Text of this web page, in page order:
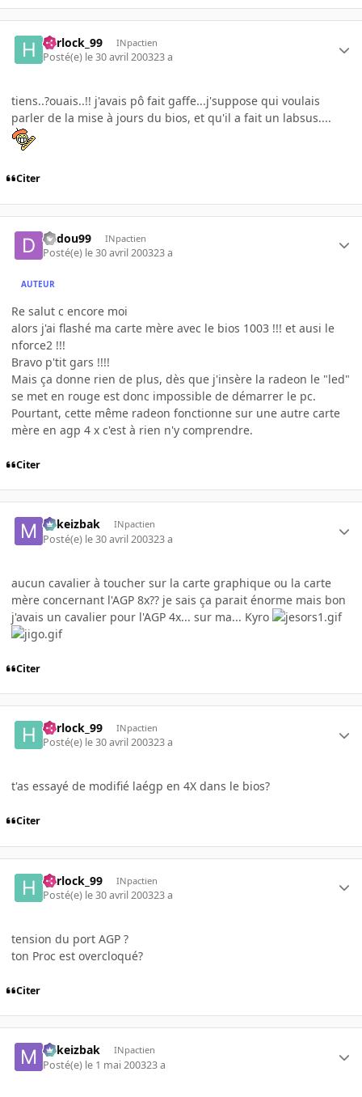
harlock_99 INpactien
Posté(e) le 30 avril 200323 a
tiens..?ouais..!! j'avais pô fait gaffe...j'suppose qui voulais
parler de la mise à jours du bios, et qu'il a fait un labsus....
Citer
dadou99 INpactien
Posté(e) le 30 avril 200323 a
AUTEUR
Re salut c encore moi
alors j'ai flashé ma carte mère avec le bios 1003 !!! et ausi le
nforce2 !!!
Bravo p'tit gars !!!!
Mais ça donne rien de plus, dès que j'insère la radeon le "led"
se met en rouge est donc impossible de démarrer le pc.
Pourtant, cette même radeon fonctionne sur une autre carte
mère en agp 4 x c'est à rien n'y comprendre.
Citer
Mikeizbak INpactien
Posté(e) le 30 avril 200323 a
aucun cavalier à toucher sur la carte graphique ou la carte
mère concernant l'AGP 8x?? je sais ça parait énorme mais bon
j'avais un cavalier pour l'AGP 4x... sur ma... Kyro
Citer
harlock_99 INpactien
Posté(e) le 30 avril 200323 a
t'as essayé de modifié laégp en 4X dans le bios?
Citer
harlock_99 INpactien
Posté(e) le 30 avril 200323 a
tension du port AGP ?
ton Proc est overcloqué?
Citer
Mikeizbak INpactien
Posté(e) le 1 mai 200323 a